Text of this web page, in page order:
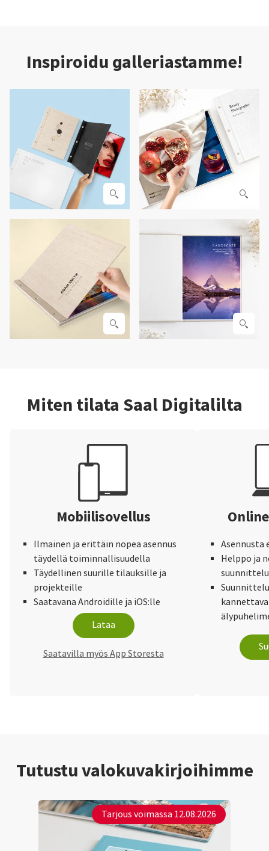
Inspiroidu galleriastamme!
Miten tilata Saal Digitalilta
Mobiilisovellus
Ilmainen ja erittäin nopea asennus
täydellä toiminnallisuudella
Täydellinen suurille tilauksille ja
projekteille
Saatavana Androidille ja iOS:lle
Lataa
Saatavilla myös App Storesta
Asennusta
Helppo ja
Tutustu valokuvakirjoihimme
Tarjous voimassa 12.08.2026